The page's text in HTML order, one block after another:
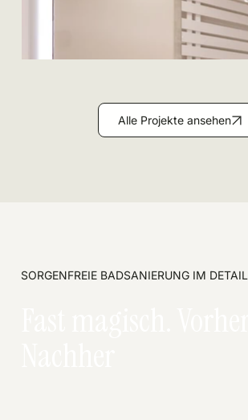
Alle Projekte ansehen
SORGENFREIE BADSANIERUNG IM DETAIL